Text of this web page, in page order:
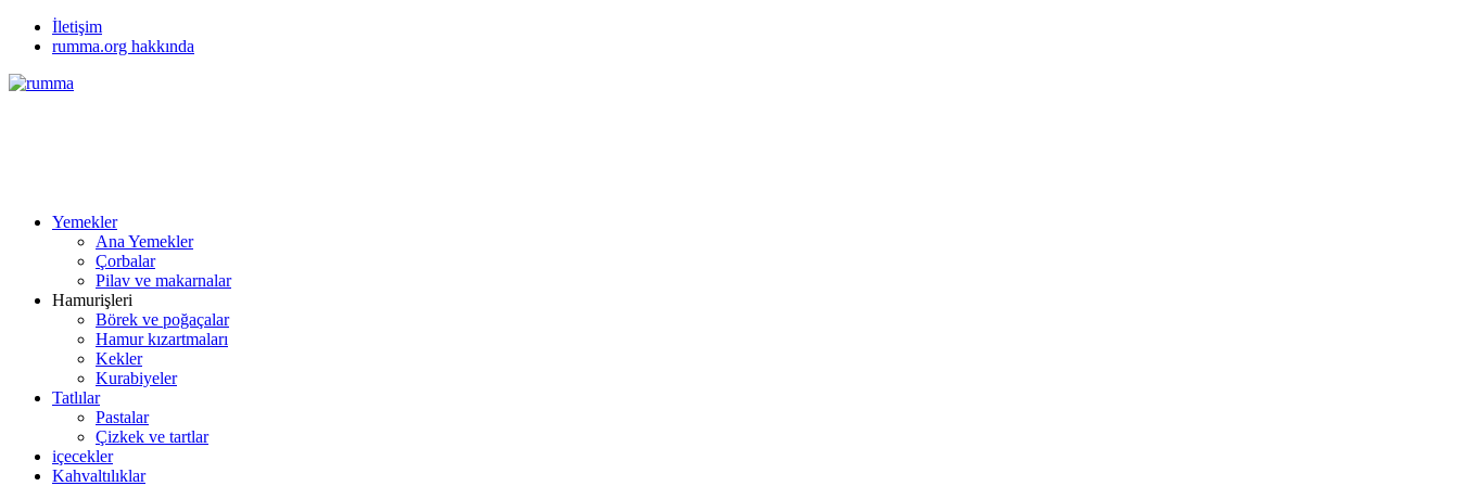
İletişim
rumma.org hakkında
Yemekler
Ana Yemekler
Çorbalar
Pilav ve makarnalar
Hamurişleri
Börek ve poğaçalar
Hamur kızartmaları
Kekler
Kurabiyeler
Tatlılar
Pastalar
Çizkek ve tartlar
içecekler
Kahvaltılıklar